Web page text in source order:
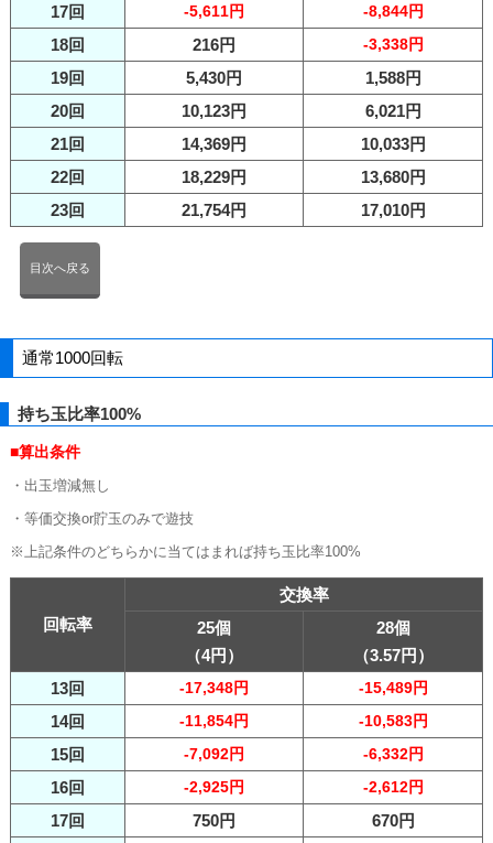
17回 -5,611円 -8,844円
18回 216円 -3,338円
19回 5,430円
1,588円
20回
10,123円
6,021円
21回
14,369円
10,033円
22回
18,229円
13,680円
23回
21,754円 17,010円
目次へ戻る
通常1000回転
持ち玉比率100%
■算出条件
・出玉増減無し
・等価交換or貯玉のみで遊技
※上記条件のどちらかに当てはまれば持ち玉比率100%
回転率
交換率
25個
（4円）
28個
（3.57円）
13回
-17,348円 -15,489円
14回 -11,854円 -10,583円
15回 -7,092円 -6,332円
16回 -2,925円 -2,612円
17回 750円
670円